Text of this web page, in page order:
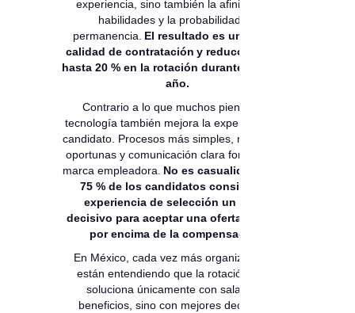
experiencia, sino también la afinidad, las
habilidades y la probabilidad de
permanencia. El resultado es una mejor
calidad de contratación y reducciones de
hasta 20 % en la rotación durante el primer
año.
Contrario a lo que muchos piensan, la
tecnología también mejora la experiencia del
candidato. Procesos más simples, respuestas
oportunas y comunicación clara fortalecen la
marca empleadora. No es casualidad que el
75 % de los candidatos considere la
experiencia de selección un factor
decisivo para aceptar una oferta, incluso
por encima de la compensación.
En México, cada vez más organizaciones
están entendiendo que la rotación no se
soluciona únicamente con salarios o
beneficios, sino con mejores decisiones